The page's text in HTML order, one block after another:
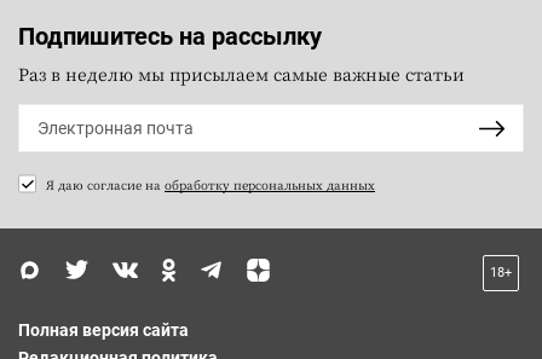
Подпишитесь на рассылку
Раз в неделю мы присылаем самые важные статьи
Я даю согласие на обработку персональных данных
18+
Полная версия сайта